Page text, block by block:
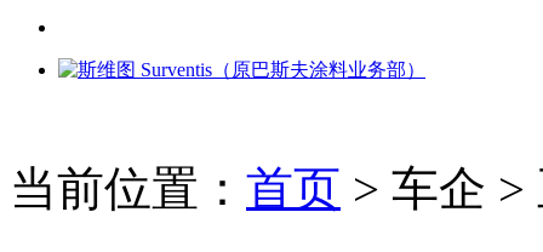
当前位置： 首页 > 车企 >